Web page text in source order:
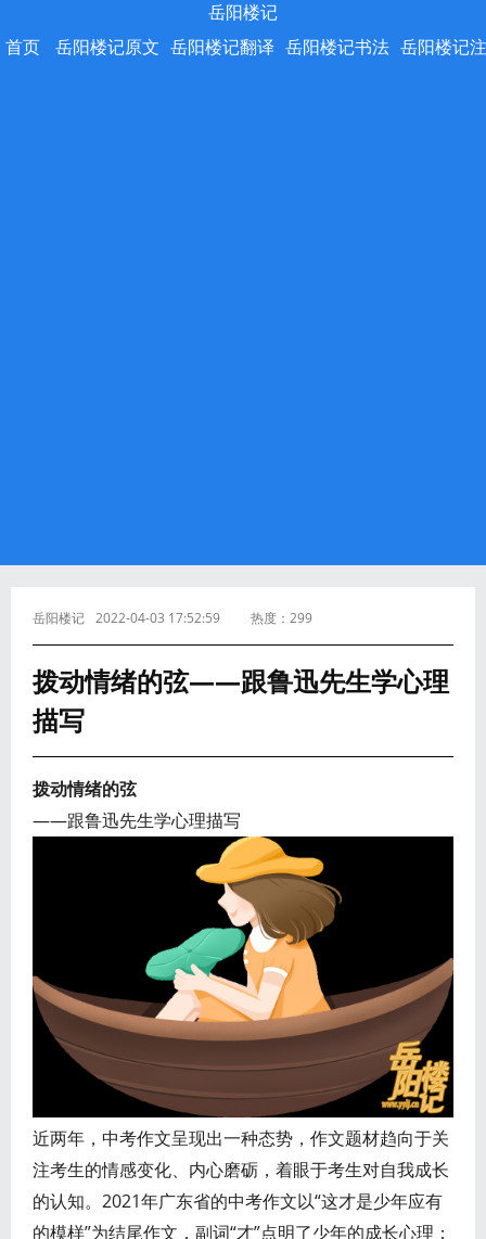
岳阳楼记
首页
岳阳楼记原文 岳阳楼记翻译 岳阳楼记书法 岳阳楼记
岳阳楼记 2022-04-03 17:52:59 热度： 299
拨动情绪的弦——跟鲁迅先生学心理
描写
拨动情绪的弦
——跟鲁迅先生学心理描写
近两年，中考作文呈现出一种态势，作文题材趋向于关
注考生的情感变化、内心磨砺，着眼于考生对自我成长
的认知。2021年广东省的中考作文以“这才是少年应有
的模样”为结尾作文，副词“才”点明了少年的成长心理；